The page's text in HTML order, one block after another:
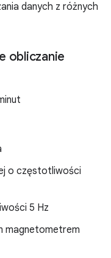
danych z różnych
obliczanie
o częstotliwości
5 Hz
magnetometrem